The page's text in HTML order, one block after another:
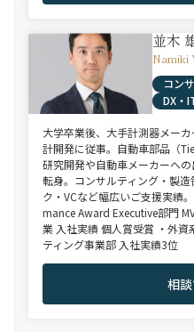
並木
Namiki
コン
DX・
大学卒業後、大手計測器メー
計開発に従事。自動車部品（
研究開発や自動車メーカーへ
転身。コンサルティング・製
ク・VCなど幅広いご支援実績
mance Award Executive部門
業 入社実績 個人賞受賞 ・外
ティング事業部 入社実績3位
相